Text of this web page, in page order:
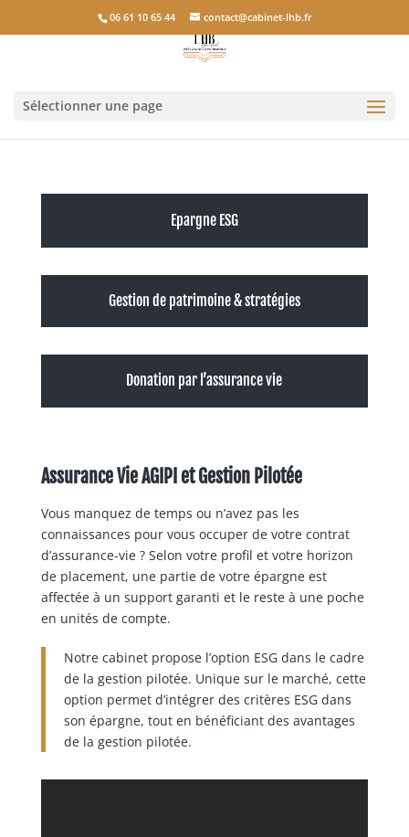
06 61 10 65 44 contact@cabinet-lhb.fr
Sélectionner une page
Epargne ESG
Gestion de patrimoine & stratégies
Donation par l’assurance vie
Assurance Vie AGIPI et Gestion Pilotée
Vous manquez de temps ou n’avez pas les
connaissances pour vous occuper de votre contrat
d’assurance-vie ? Selon votre profil et votre horizon
de placement, une partie de votre épargne est
affectée à un support garanti et le reste à une poche
en unités de compte.
Notre cabinet propose l’option ESG dans le cadre
de la gestion pilotée. Unique sur le marché, cette
option permet d’intégrer des critères ESG dans
son épargne, tout en bénéficiant des avantages
de la gestion pilotée.